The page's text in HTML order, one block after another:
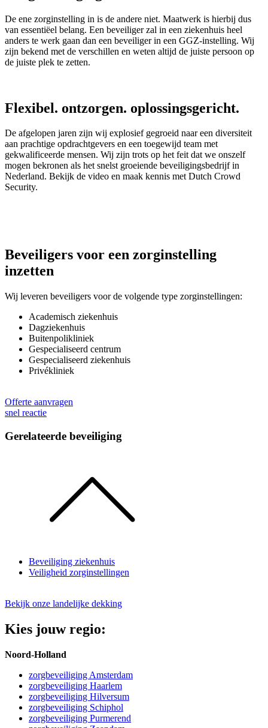
De ene zorginstelling in is de andere niet. Maatwerk is hierbij dus
van essentiëel belang. Een beveiliger zal in een ziekenhuis heel
anders te werk gaan dan een beveiliger in een GGZ-instelling. Wij
zijn bekend met de verschillen en weten altijd de juiste persoon op
de juiste plek te zetten.
Flexibel. ontzorgen. oplossingsgericht.
De afgelopen jaren zijn wij explosief gegroeid naar een diversiteit
aan prachtige opdrachtgevers en een toegewijd team met
gekwalificeerde mensen. Wij zijn trots op het feit dat we onszelf
mogen bekronen als het snelst groeiende beveiligingsbedrijf in
Nederland. Bekijk de video en maak kennis met Dutch Crowd
Security.
Beveiligers voor een zorginstelling
inzetten
Wij leveren beveiligers voor de volgende type zorginstellingen:
Academisch ziekenhuis
Dagziekenhuis
Buitenpolikliniek
Gespecialiseerd centrum
Gespecialiseerd ziekenhuis
Privékliniek
Offerte aanvragen
snel reactie
Gerelateerde beveiliging
Beveiliging ziekenhuis
Veiligheid zorginstellingen
Bekijk onze landelijke dekking
Kies jouw regio:
Noord-Holland
zorgbeveiliging Amsterdam
zorgbeveiliging Haarlem
zorgbeveiliging Hilversum
zorgbeveiliging Schiphol
zorgbeveiliging Purmerend